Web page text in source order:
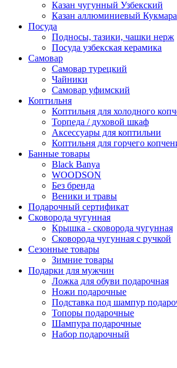
Казан чугунный Узбекский
Казан аллюминиевый Кукмара
Посуда
Подносы, тазики, чашки нерж
Посуда узбекская керамика
Самовар
Самовар турецкий
Чайники
Самовар уфимский
Коптильня
Коптильня для холодного
Торпеда / духовой шкаф
Аксессуары для коптильни
Коптильня для горчего
Банные товары
Black Banya
WOODSON
Без бренда
Веники и травы
Подарочный сертификат
Сковорода чугунная
Крышка - сковорода чугунная
Сковорода чугунная с ручкой
Сезонные товары
Зимние товары
Подарки для мужчин
Ложка для обуви подарочная
Ножи подарочные
Подставка под шампур
Топоры подарочные
Шампура подарочные
Набор подарочный